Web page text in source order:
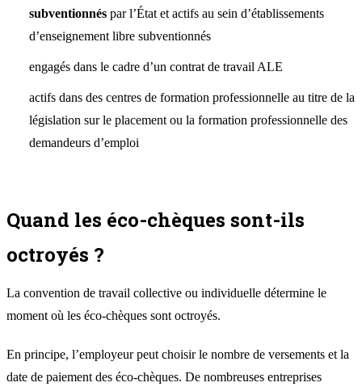
subventionnés par l’État et actifs au sein d’établissements
d’enseignement libre subventionnés
engagés dans le cadre d’un contrat de travail ALE
actifs dans des centres de formation professionnelle au titre de la
législation sur le placement ou la formation professionnelle des
demandeurs d’emploi
Quand les éco-chèques sont-ils
octroyés ?
La convention de travail collective ou individuelle détermine le
moment où les éco-chèques sont octroyés.
En principe, l’employeur peut choisir le nombre de versements et la
date de paiement des éco-chèques. De nombreuses entreprises